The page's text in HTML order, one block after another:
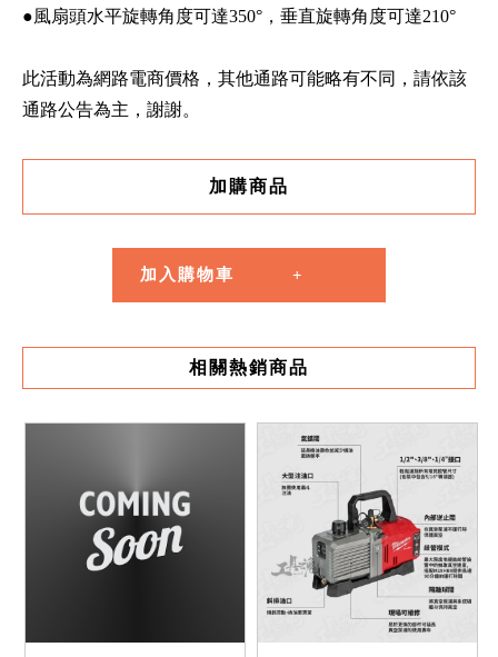
●風扇頭水平旋轉角度可達350°，垂直旋轉角度可達210°
此活動為網路電商價格，其他通路可能略有不同，請依該
通路公告為主，謝謝。
加購商品
加入購物車
相關熱銷商品